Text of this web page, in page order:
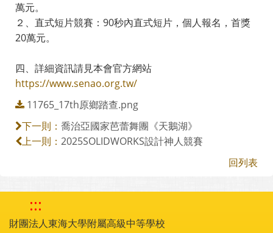
萬元。
２、直式短片競賽：90秒內直式短片，個人報名，首獎
20萬元。
四、詳細資訊請見本會官方網站
https://www.senao.org.tw/
11765_17th原鄉踏查.png
下一則： 喬治亞國家芭蕾舞團《天鵝湖》
上一則： 2025SOLIDWORKS設計神人競賽
回列表
:::
財團法人東海大學附屬高級中等學校